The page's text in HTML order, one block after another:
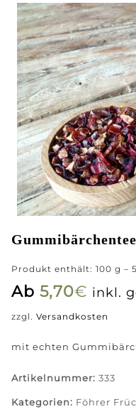
Gummibärchentee
Produkt enthält: 100 g –
Ab 5,70€ inkl.
zzgl. Versandkosten
mit echten
Artikelnummer: 333
Kategorien: Föhrer